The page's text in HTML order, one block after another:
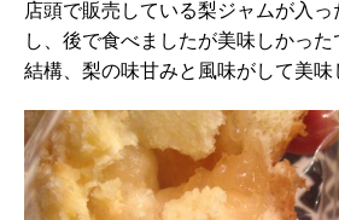
店頭で販売している梨ジャムが入
し、後で食べましたが美味しかった
結構、梨の味甘みと風味がして美味